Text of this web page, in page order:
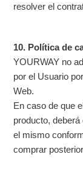
resolver el
10. Política de
YOURWAY no
por el Usuario
Web.
En caso de que
producto,
el mismo
comprar